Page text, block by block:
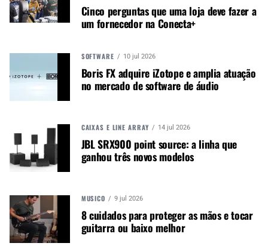
mundial de Shakira
NÃO PERCA
X-Laser lança novo site com identidade renovada e
Cinco perguntas que uma loja deve fazer a
um fornecedor na Conecta+
SOFTWARE 10 jul 2026
Boris FX adquire iZotope e amplia atuação
no mercado de software de áudio
CAIXAS E LINE ARRAY 14 jul 2026
JBL SRX900 point source: a linha que
ganhou três novos modelos
MÚSICO 9 jul 2026
8 cuidados para proteger as mãos e tocar
guitarra ou baixo melhor